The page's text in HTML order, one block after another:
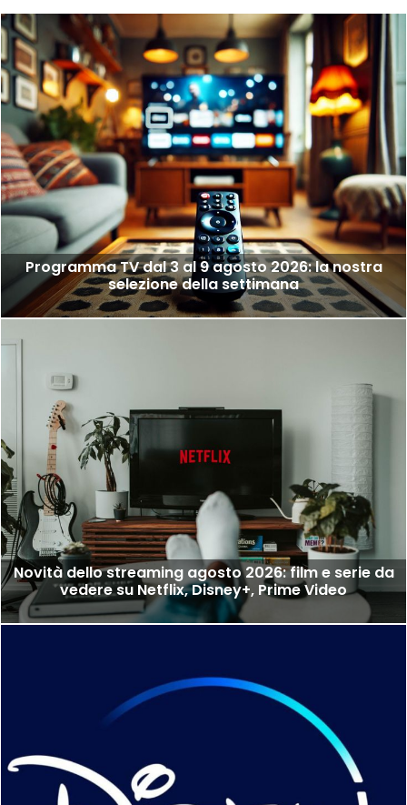
Programma TV dal 3 al 9 agosto 2026: la nostra
selezione della settimana
Novità dello streaming agosto 2026: film e serie da
vedere su Netflix, Disney+, Prime Video